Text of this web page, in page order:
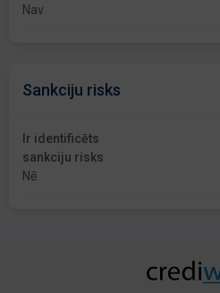
Nav
Sankciju risks
Ir identificēts
sankciju risks
Nē